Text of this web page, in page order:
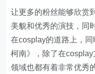
让更多的粉丝能够欣赏
美貌和优秀的演技，同
在cosplay的道路上，
柯南》，除了在
领域也都有着非常优秀